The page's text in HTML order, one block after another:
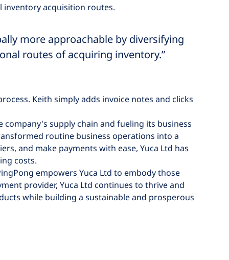
acquisition routes.
more approachable by diversifying
routes of acquiring inventory.”
Keith simply adds invoice notes and clicks
supply chain and fueling its business
routine business operations into a
and make payments with ease, Yuca Ltd has
costs.
empowers Yuca Ltd to embody those
provider, Yuca Ltd continues to thrive and
while building a sustainable and prosperous